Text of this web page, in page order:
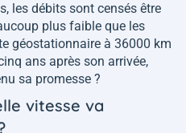
les débits sont censés être
plus faible que les
géostationnaire à 36000 km
ans après son arrivée,
sa promesse ?
vitesse va